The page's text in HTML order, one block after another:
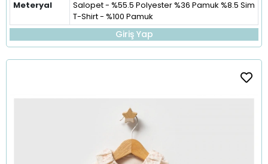
Meteryal
Salopet - %55.5 Polyester %36 Pamuk %8.5 Sim
T-Shirt - %100 Pamuk
Giriş Yap